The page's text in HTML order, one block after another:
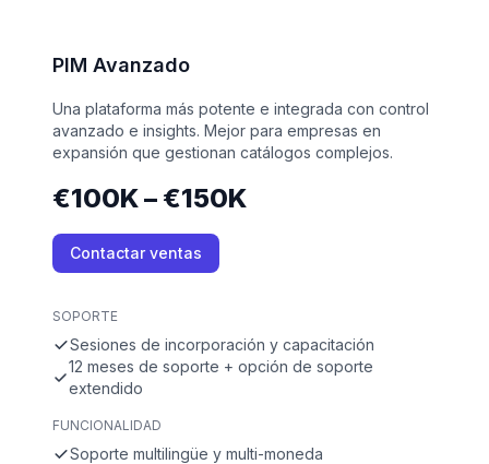
PIM Avanzado
Una plataforma más potente e integrada con control
avanzado e insights. Mejor para empresas en
expansión que gestionan catálogos complejos.
€100K – €150K
Contactar ventas
SOPORTE
Sesiones de incorporación y capacitación
12 meses de soporte + opción de soporte
extendido
FUNCIONALIDAD
Soporte multilingüe y multi-moneda